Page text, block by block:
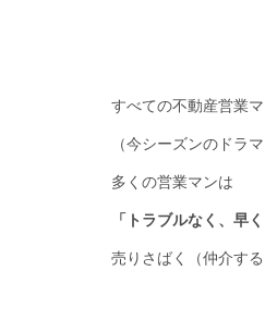
すべての不動産営業
（今シーズンのドラ
多くの営業マンは
「トラブルなく、早く
売りさばく（仲介す